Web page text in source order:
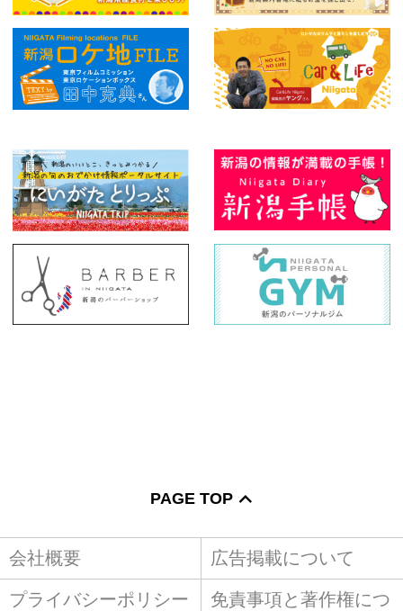
PAGE TOP
会社概要 広告掲載について
プライバシーポリシー 免責事項と著作権につ